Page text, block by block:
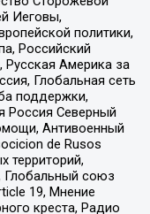
Иеговы,
политики,
Российский
Америка за
Глобальная сеть
поддержки,
Россия Северный
Антивоенный
de Rusos
территорий,
Глобальный союз
19, Мнение
креста, Радио